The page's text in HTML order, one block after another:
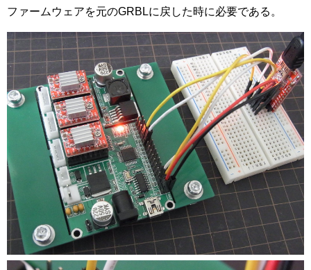
ファームウェアを元のGRBLに戻した時に必要である。